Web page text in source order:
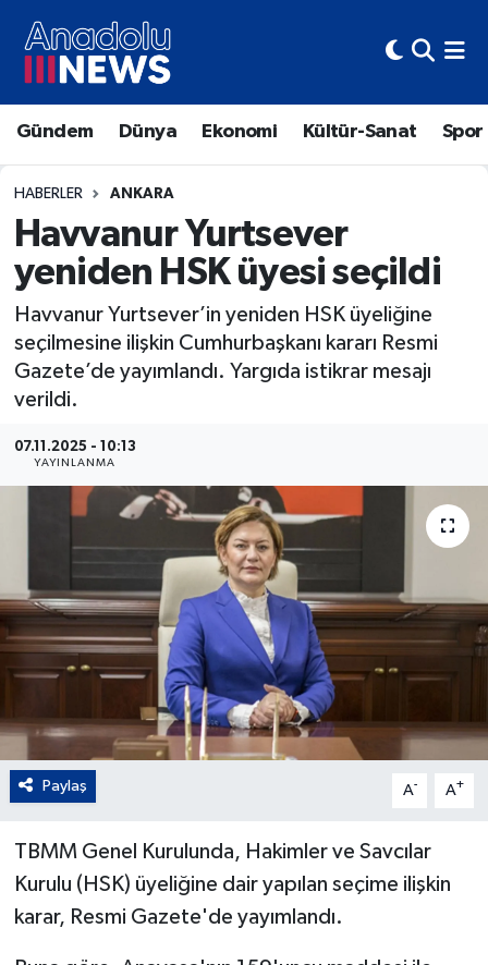
Gündem Dünya Ekonomi Kültür-Sanat Spor
HABERLER ANKARA
Havvanur Yurtsever
yeniden HSK üyesi seçildi
Havvanur Yurtsever’in yeniden HSK üyeliğine
seçilmesine ilişkin Cumhurbaşkanı kararı Resmi
Gazete’de yayımlandı. Yargıda istikrar mesajı
verildi.
07.11.2025 - 10:13
YAYINLANMA
Paylaş A- A+
TBMM Genel Kurulunda, Hakimler ve Savcılar
Kurulu (HSK) üyeliğine dair yapılan seçime ilişkin
karar, Resmi Gazete'de yayımlandı.
Hava Durumu
Trafik Durumu
Süper Lig Puan Durumu ve Fikstür
Tüm Manşetler
Son Dakika Haberleri
Haber Arşivi